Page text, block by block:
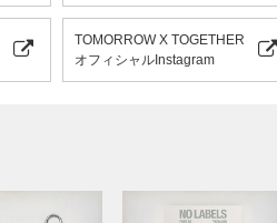
TOMORROW X TOGETHER
オフィシャルInstagram